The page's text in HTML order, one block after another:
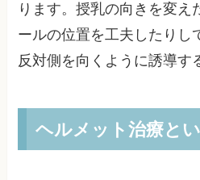
ります。授乳の向きを変え
ールの位置を工夫したりし
反対側を向くように誘導す
ヘルメット治療と